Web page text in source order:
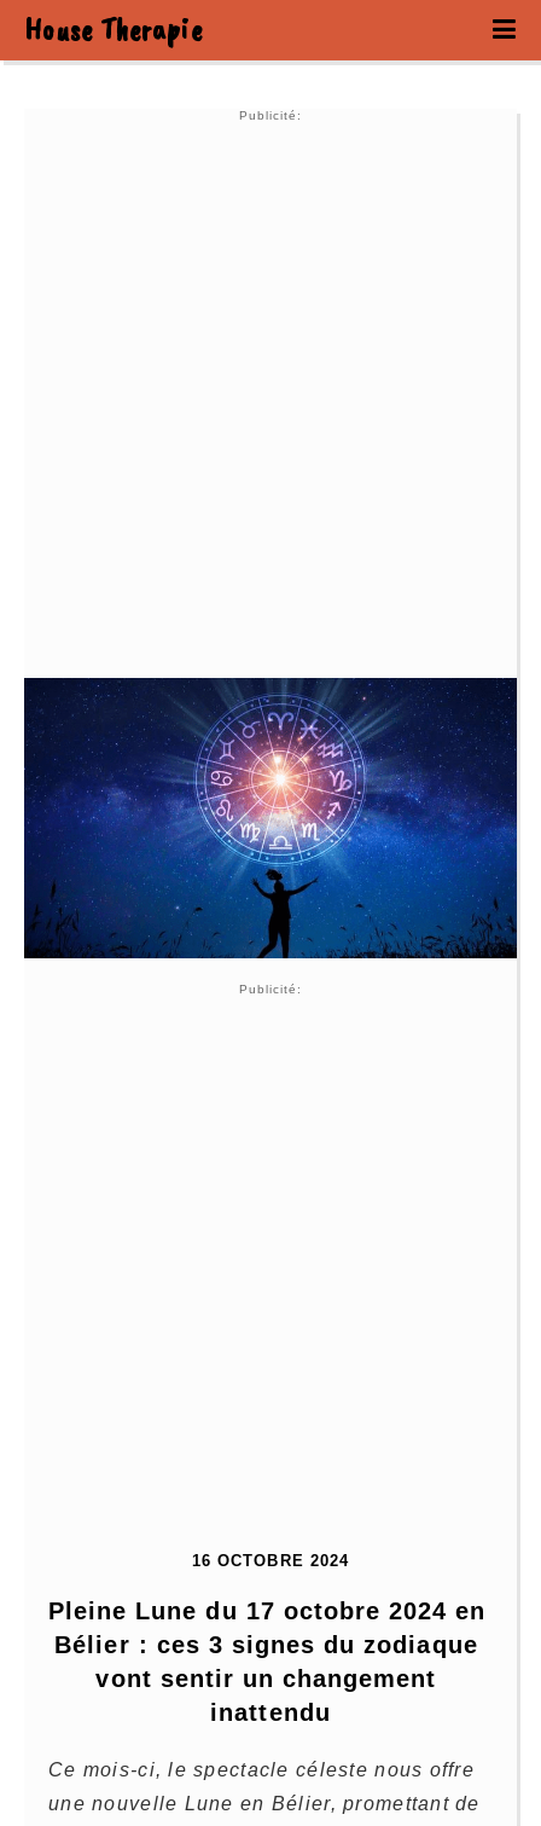
House Therapie
Publicité:
Publicité:
16 OCTOBRE 2024
Pleine Lune du 17 octobre 2024 en
Bélier : ces 3 signes du zodiaque
vont sentir un changement
inattendu
Ce mois-ci, le spectacle céleste nous offre
une nouvelle Lune en Bélier, promettant de